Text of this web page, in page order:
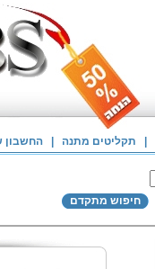
תקליטים מתנה החשבון
חיפוש מתקדם